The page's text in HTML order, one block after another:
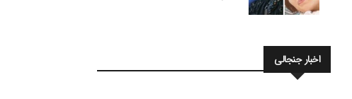
اخبار جنجالی